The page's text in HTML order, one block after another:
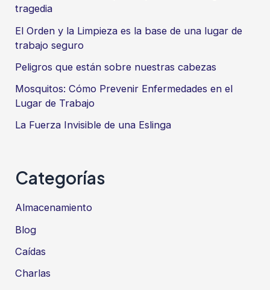
tragedia
El Orden y la Limpieza es la base de una lugar de
trabajo seguro
Peligros que están sobre nuestras cabezas
Mosquitos: Cómo Prevenir Enfermedades en el
Lugar de Trabajo
La Fuerza Invisible de una Eslinga
Categorías
Almacenamiento
Blog
Caídas
Charlas